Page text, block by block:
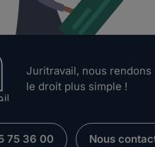
Juritravail, nous rendons
le droit plus simple !
75 36 00 Nous